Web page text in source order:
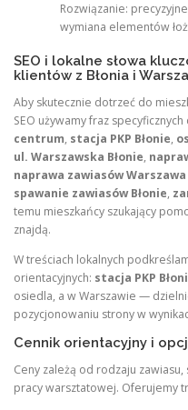
Rozwiązanie:
wymiana elementów
SEO i lokalne słowa
klientów z Błonia i
Aby skutecznie dotrzeć do
SEO używamy fraz
centrum, stacja PKP Błonie,
ul. Warszawska Błonie,
naprawa zawiasów Warszawa
spawanie zawiasów Błonie,
temu mieszkańcy szukający
znajdą.
W treściach lokalnych
orientacyjnych: stacja PKP
osiedla, a w Warszawie —
pozycjonowaniu strony w
Cennik orientacyjny i
Ceny zależą od rodzaju
pracy warsztatowej. Oferujemy